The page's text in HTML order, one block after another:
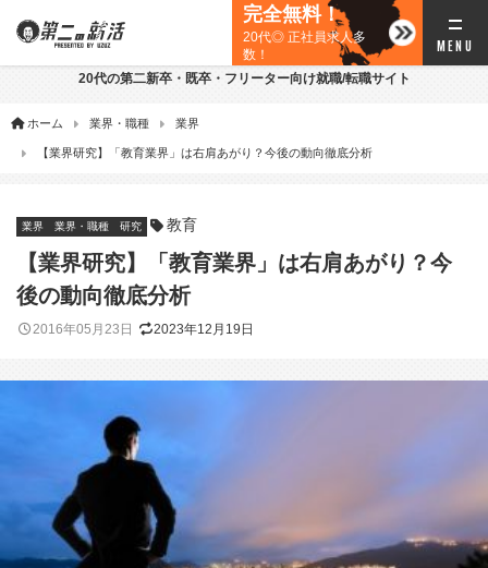
完全無料！
20代◎ 正社員求人多
数！
20代の第二新卒・既卒・フリーター向け就職/転職サイト
ホーム 業界・職種 業界
【業界研究】「教育業界」は右肩あがり？今後の動向徹底分析
業界 業界・職種 研究 教育
【業界研究】「教育業界」は右肩あがり？今
後の動向徹底分析
2016年05月23日 2023年12月19日